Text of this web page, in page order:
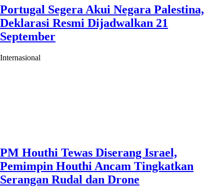
Portugal Segera Akui Negara Palestina,
Deklarasi Resmi Dijadwalkan 21
September
Internasional
PM Houthi Tewas Diserang Israel,
Pemimpin Houthi Ancam Tingkatkan
Serangan Rudal dan Drone